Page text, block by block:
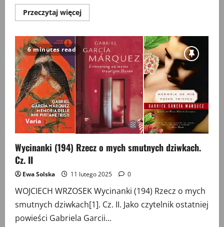
Przeczytaj więcejPrzeczytaj
więcej
(195)
Memoria
de
mis
putas
tristes.
(Rzecz
mych
smętnych
dziwkach).
Cz.
III
6 minutes read
Varia
Wycinanki (194) Rzecz o mych smutnych dziwkach.
Cz. II
Ewa Solska 11 lutego 2025 0
WOJCIECH WRZOSEK Wycinanki (194) Rzecz o mych
smutnych dziwkach[1]. Cz. II. Jako czytelnik ostatniej
powieści Gabriela Garcii...